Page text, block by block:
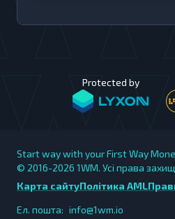
Protected by
Start way with your First Way
© 2016-2026 1WM. Усі права
Карта сайтуПолітика AML
Ел. пошта: info@1wm.io